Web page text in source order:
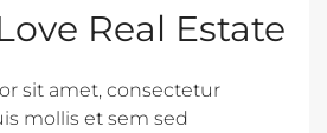
Real Estate
sit amet, consectetur
mollis et sem sed